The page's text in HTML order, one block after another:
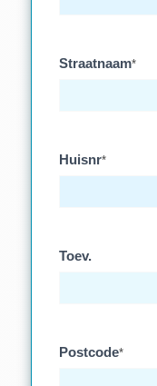
Straatnaam*
Huisnr*
Toev.
Postcode*